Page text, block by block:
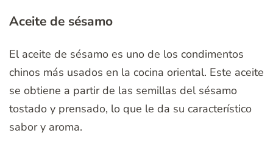
Aceite de sésamo
El aceite de sésamo es uno de los condimentos
chinos más usados en la cocina oriental. Este aceite
se obtiene a partir de las semillas del sésamo
tostado y prensado, lo que le da su característico
sabor y aroma.